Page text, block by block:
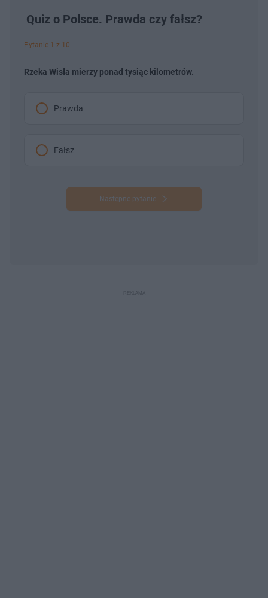
Quiz o Polsce. Prawda czy fałsz?
Pytanie 1 z 10
Rzeka Wisła mierzy ponad tysiąc kilometrów.
Prawda
Fałsz
Następne pytanie